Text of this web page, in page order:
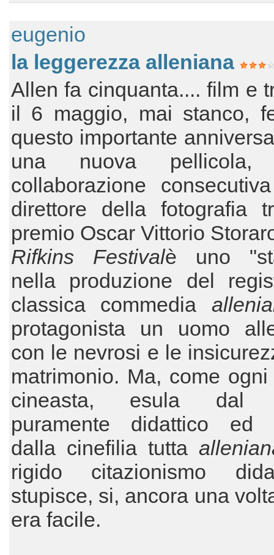
eugenio
la leggerezza alleniana
Allen fa cinquanta.... film e
il 6 maggio, mai stanco,
questo importante
una nuova pellicola,
collaborazione
direttore della fotografia
premio Oscar Vittorio
Rifkins Festivalè uno
nella produzione del
classica commedia
protagonista un uomo
con le nevrosi e le
matrimonio. Ma, come
cineasta, esula dal
puramente didattico ed
dalla cinefilia tutta
rigido citazionismo
stupisce, si, ancora una
era facile.